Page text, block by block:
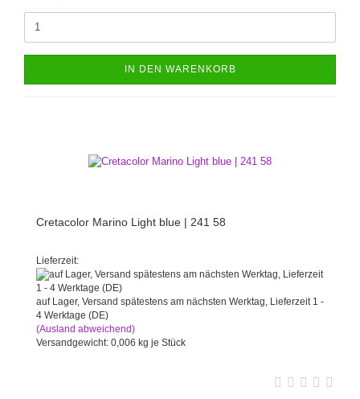
IN DEN WARENKORB
Cretacolor Marino Light blue | 241 58
Lieferzeit:
auf Lager, Versand spätestens am nächsten Werktag, Lieferzeit 1 -
4 Werktage (DE)
(Ausland abweichend)
Versandgewicht: 0,006 kg je Stück